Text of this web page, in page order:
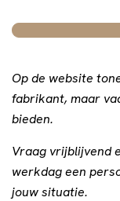
Op de website
fabrikant, maar
bieden.
Vraag vrijblijvend
werkdag een
jouw situatie.